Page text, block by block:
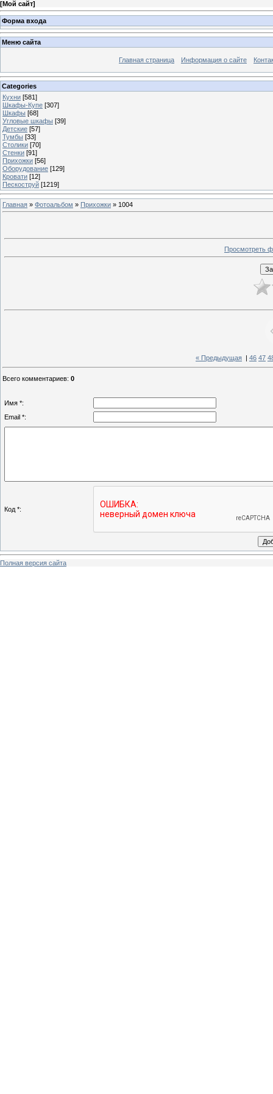
[Мой сайт]
Форма входа
Меню сайта
Главная страница Информация о сайте
Categories
Кухни [581]
Шкафы-Купе [307]
Шкафы [68]
Угловые шкафы [39]
Детские [57]
Тумбы [33]
Столики [70]
Стенки [91]
Прихожки [56]
Оборудование [129]
Кровати [12]
Пескоструй [1219]
Главная » Фотоальбом » Прихожки » 1004
Просмотреть
« Предыдущая 46 47
Всего комментариев: 0
Имя *:
Email *:
Код *:
Полная версия сайта